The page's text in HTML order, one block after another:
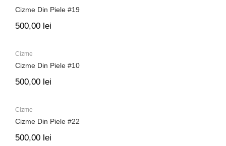
Cizme Din Piele #19
500,00 lei
Cizme
Cizme Din Piele #10
500,00 lei
Cizme
Cizme Din Piele #22
500,00 lei